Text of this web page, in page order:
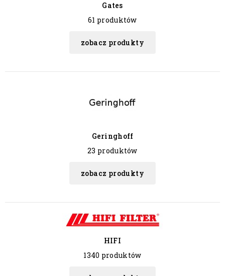
Gates
61 produktów
zobacz produkty
Geringhoff
23 produktów
zobacz produkty
HIFI
1340 produktów